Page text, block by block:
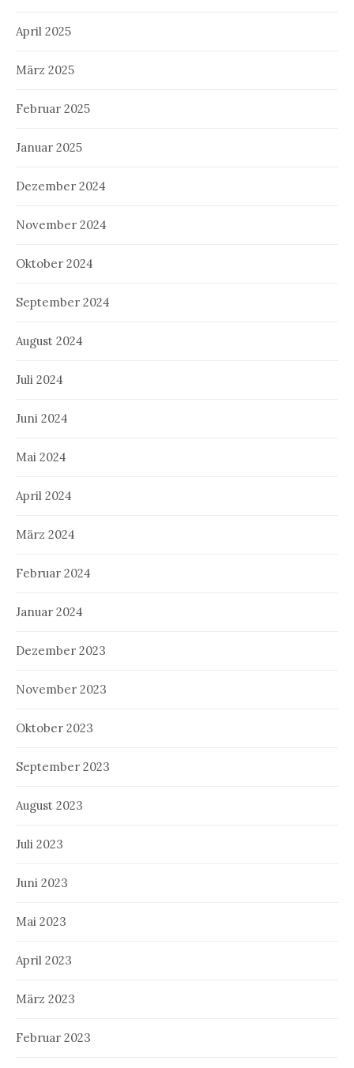
April 2025
März 2025
Februar 2025
Januar 2025
Dezember 2024
November 2024
Oktober 2024
September 2024
August 2024
Juli 2024
Juni 2024
Mai 2024
April 2024
März 2024
Februar 2024
Januar 2024
Dezember 2023
November 2023
Oktober 2023
September 2023
August 2023
Juli 2023
Juni 2023
Mai 2023
April 2023
März 2023
Februar 2023